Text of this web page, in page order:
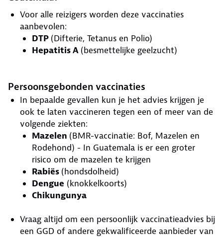
Voor alle reizigers worden deze vaccinaties
aanbevolen:
DTP (Difterie, Tetanus en Polio)
Hepatitis A (besmettelijke geelzucht)
Persoonsgebonden vaccinaties
In bepaalde gevallen kun je het advies krijgen je
ook te laten vaccineren tegen een of meer van de
volgende ziekten:
Mazelen (BMR-vaccinatie: Bof, Mazelen en
Rodehond) - In Guatemala is er een groter
risico om de mazelen te krijgen
Rabiës (hondsdolheid)
Dengue (knokkelkoorts)
Chikungunya
Vraag altijd om een persoonlijk vaccinatieadvies bij
een GGD of andere gekwalificeerde aanbieder van